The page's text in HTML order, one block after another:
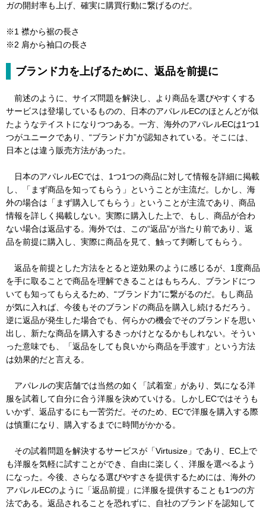
ガの開封率も上げ、確実に購買行動に繋げるのだ。
※1 襟から裾の長さ
※2 肩から袖口の長さ
ブランド力を上げるために、返品を前提に
前述のように、サイズ問題を解決し、より商品を選びやすくする
サービスは登場しているものの、日本のアパレルECのほとんどが似
たようなテイストになりつつある。一方、海外のアパレルECは1つ1
つがユニークであり、“ブランド力”が認知されている。そこには、
日本とは違う販売方法があった。
日本のアパレルECでは、1つ1つの商品に対して情報を詳細に掲載
し、「まず商品を知ってもらう」ということが主流だ。しかし、海
外の場合は「まず購入してもらう」ということが主流であり、商品
情報を詳しく掲載しない。実際に購入した上で、もし、商品が合わ
ない場合は返品する。海外では、この“返品”が当たり前であり、返
品を前提に購入し、実際に商品を見て、触って判断してもらう。
返品を前提とした方法をとると逆効果のように感じるが、1度商品
を手に取ることで商品を理解できることはもちろん、ブランドにつ
いても知ってもらえるため、“ブランド力”に繋がるのだ。もし商品
が気に入れば、今後もそのブランドの商品を購入し続けるだろう。
逆に返品が発生した場合でも、何らかの機会でそのブランドを思い
出し、新たな商品を購入するきっかけとなるかもしれない。そうい
った意味でも、「返品をしても良いから商品を手渡す」という方法
は効果的だと言える。
アパレルの実店舗では当然の如く「試着室」があり、気になる洋
服を試着して自分に合う洋服を決めていける。しかしECではそうも
いかず、返品するにも一苦労だ。そのため、ECで洋服を購入する際
は慎重になり、購入するまでに時間がかかる。
その試着問題を解決するサービスが「Virtusize」であり、EC上で
も洋服を気軽に試すことができ、自由に楽しく、洋服を選べるよう
になった。今後、さらなる選びやすさを提供するためには、海外の
アパレルECのように「返品前提」に洋服を提供することも1つの方
法である。返品されることを恐れずに、自社のブランドを認知して